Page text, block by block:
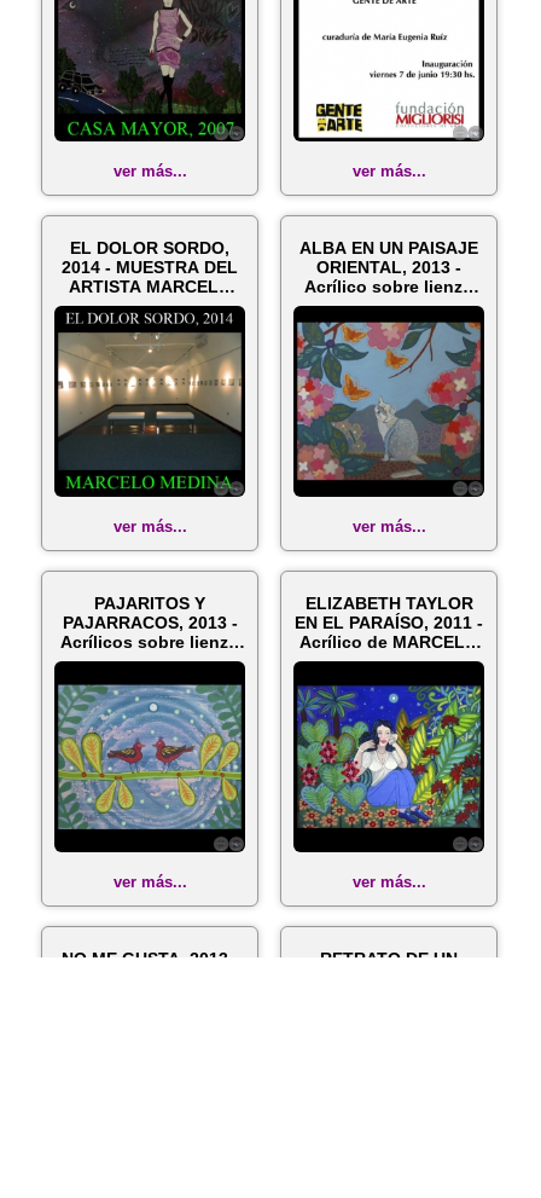
ver más... ver más...
EL DOLOR SORDO,
2014 - MUESTRA DEL
ARTISTA MARCELO
MEDINA
ver más...
ALBA EN UN PAISAJE
ORIENTAL, 2013 -
Acrílico sobre lienzo
de MARC...
ver más...
PAJARITOS Y
PAJARRACOS, 2013 -
Acrílicos sobre lienzo
de MARCELO ...
ver más...
ELIZABETH TAYLOR
EN EL PARAÍSO, 2011 -
Acrílico de MARCELO
MEDINA
ver más...
NO ME GUSTA, 2013 -
RETRATO DE UN